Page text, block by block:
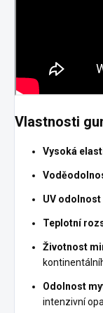
Vlastnosti
Vysoká
UV odolnost
Teplotní
Životnost
Odolnost
intenzivní